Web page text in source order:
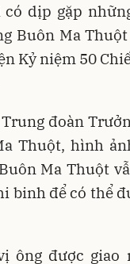
dịp gặp
Buôn Ma
Kỷ niệm 50
đoàn
Thuột, hình
Ma Thuột
binh để có thể
ông được giao